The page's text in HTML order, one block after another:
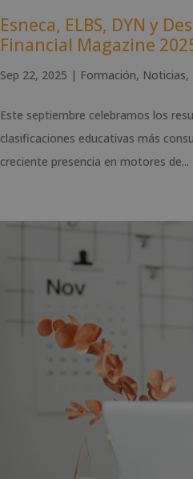
Esneca, ELBS, DYN y
Financial Magazine
Sep 22, 2025 | Formación, Noticias,
Este septiembre celebramos los
clasificaciones educativas más
creciente presencia en motores de...